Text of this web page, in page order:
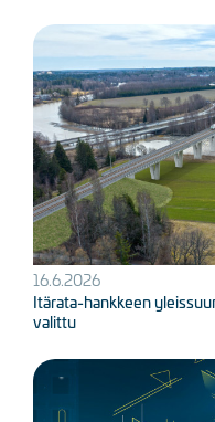
Kuva
16.6.2026
Itärata-hankkeen
valittu
Kuva